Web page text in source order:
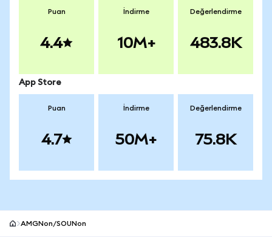
Puan
4.4
İndirme
10M+
Değerlendirme
483.8K
App Store
Puan
4.7
İndirme
50M+
Değerlendirme
75.8K
AMGNon/SOUNon